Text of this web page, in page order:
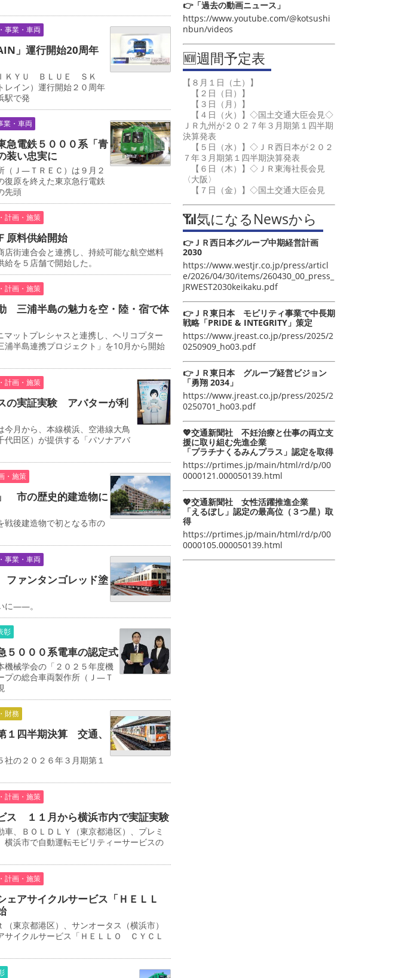
事業・車両
」運行開始20周年
ＫＹＵ ＢＬＵＥ ＳＫ
イン）運行開始２０周年
駅で発
業・車両
電鉄５０００系「青
装い忠実に
（Ｊ―ＴＲＥＣ）は９月２
復原を終えた東京急行電鉄
先頭
計画・施策
原料供給開始
街連合会と連携し、持続可能な航空燃料
を５店舗で開始した。
計画・施策
三浦半島の魅力を空・陸・宿で体
ットプレシャスと連携し、ヘリコプター
半島連携プロジェクト」を10月から開始
計画・施策
の実証実験 アバターが利
月から、本線横浜、空港線大鳥
代田区）が提供する「パソナアバ
・施策
市の歴史的建造物に
後建造物で初となる市の
事業・車両
ァンタンゴレッド塗
に――。
彰
０００系電車の認定式
械学会の「２０２５年度機
プの総合車両製作所（Ｊ―Ｔ
財務
四半期決算 交通、
の２０２６年３月期第１
計画・施策
ス １１月から横浜市内で実証実験
、ＢＯＬＤＬＹ（東京都港区）、プレミ
浜市で自動運転モビリティーサービスの
計画・施策
アサイクルサービス「ＨＥＬＬ
東京都港区）、サンオータス（横浜市）
サイクルサービス「ＨＥＬＬＯ ＣＹＣＬ
👉「過去の動画ニュース」
https://www.youtube.com/@kotsushi
nbun/videos
🆕週間予定表
【８月１日（土）】
【２日（日）】
【３日（月）】
【４日（火）】◇国土交通大臣会見◇
ＪＲ九州が２０２７年３月期第１四半期
決算発表
【５日（水）】◇ＪＲ西日本が２０２
７年３月期第１四半期決算発表
【６日（木）】◇ＪＲ東海社長会見
〈大阪〉
【７日（金）】◇国土交通大臣会見
📶気になるNewsから
👉ＪＲ西日本グループ中期経営計画
2030
https://www.westjr.co.jp/press/articl
e/2026/04/30/items/260430_00_press_
JRWEST2030keikaku.pdf
👉ＪＲ東日本 モビリティ事業で中長期
戦略「PRIDE & INTEGRITY」策定
https://www.jreast.co.jp/press/2025/2
0250909_ho03.pdf
👉ＪＲ東日本 グループ経営ビジョン
「勇翔 2034」
https://www.jreast.co.jp/press/2025/2
0250701_ho03.pdf
💖交通新聞社 不妊治療と仕事の両立支
援に取り組む先進企業
「プラチナくるみんプラス」認定を取得
https://prtimes.jp/main/html/rd/p/00
0000121.000050139.html
💖交通新聞社 女性活躍推進企業
「えるぼし」認定の最高位（３つ星）取
得
https://prtimes.jp/main/html/rd/p/00
0000105.000050139.html